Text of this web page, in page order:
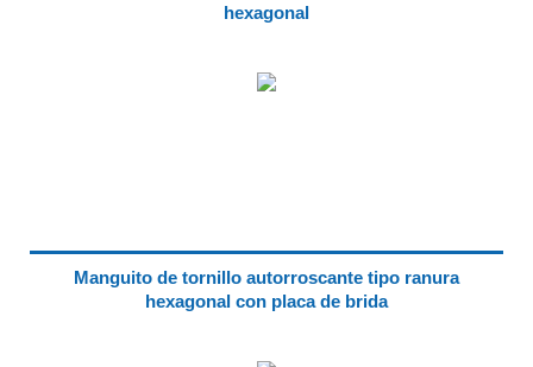
hexagonal
Manguito de tornillo autorroscante tipo ranura
hexagonal con placa de brida